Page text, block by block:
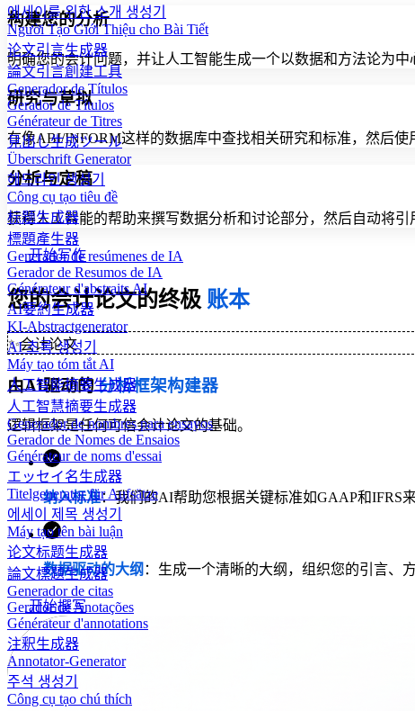
에세이를 위한 소개 생성기
Người Tạo Giới Thiệu cho Bài Tiết
论文引言生成器
論文引言創建工具
Generador de Títulos
Gerador de Títulos
Générateur de Titres
見出し生成ツール
Überschrift Generator
헤드라인 생성기
Công cụ tạo tiêu đề
标题生成器
標題產生器
Generador de resúmenes de IA
Gerador de Resumos de IA
Générateur d'abstraits AI
AI要約生成器
KI-Abstractgenerator
AI 초록 생성기
Máy tạo tóm tắt AI
人工智能摘要生成器
人工智慧摘要生成器
Generador de nombres para ensayos
Gerador de Nomes de Ensaios
Générateur de noms d'essai
エッセイ名生成器
Titelgenerator für Aufsätze
에세이 제목 생성기
Máy tạo tên bài luận
论文标题生成器
論文標題生成器
Generador de citas
Gerador de Anotações
Générateur d'annotations
注釈生成器
Annotator-Generator
주석 생성기
Công cụ tạo chú thích
构建您的分析
明确您的会计问题，并让人工智能生成一个以数据和方法论为中
研究与草拟
在像ABI/INFORM这样的数据库中查找相关研究和标准，然后使
分析与定稿
获得人工智能的帮助来撰写数据分析和讨论部分，然后自动将
开始写作
您的会计论文的终极 账本
✨会计论文
由AI驱动的分析框架构建器
逻辑框架是任何可信会计论文的基础。
纳入标准：我们的AI帮助您根据关键标准如GAAP和IFRS
数据驱动的大纲 ：生成一个清晰的大纲，组织您的引言、
开始撰写